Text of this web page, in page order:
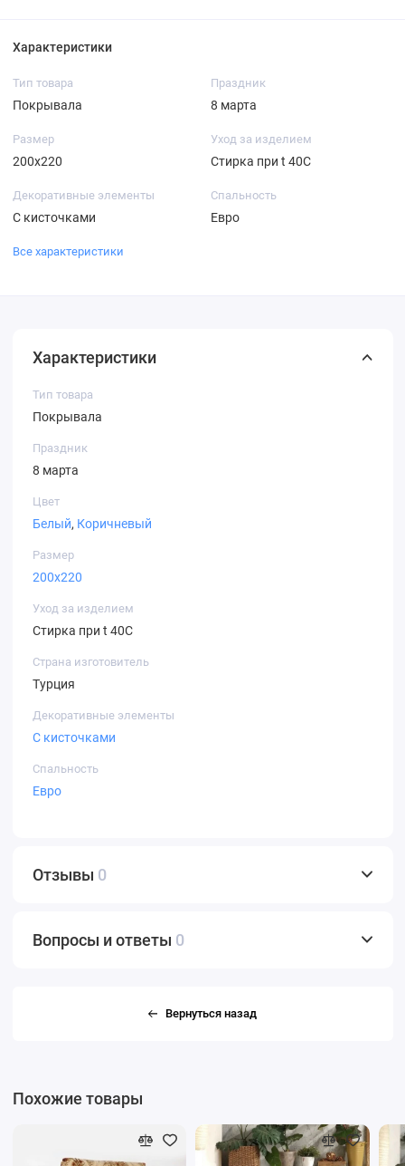
Характеристики
Тип товара
Покрывала
Праздник
8 марта
Размер
200х220
Уход за изделием
Стирка при t 40С
Декоративные элементы
С кисточками
Спальность
Евро
Все характеристики
Характеристики
Тип товара
Покрывала
Праздник
8 марта
Цвет
Белый, Коричневый
Размер
200х220
Уход за изделием
Стирка при t 40С
Страна изготовитель
Турция
Декоративные элементы
С кисточками
Спальность
Евро
Отзывы 0
Вопросы и ответы 0
Вернуться назад
Похожие товары